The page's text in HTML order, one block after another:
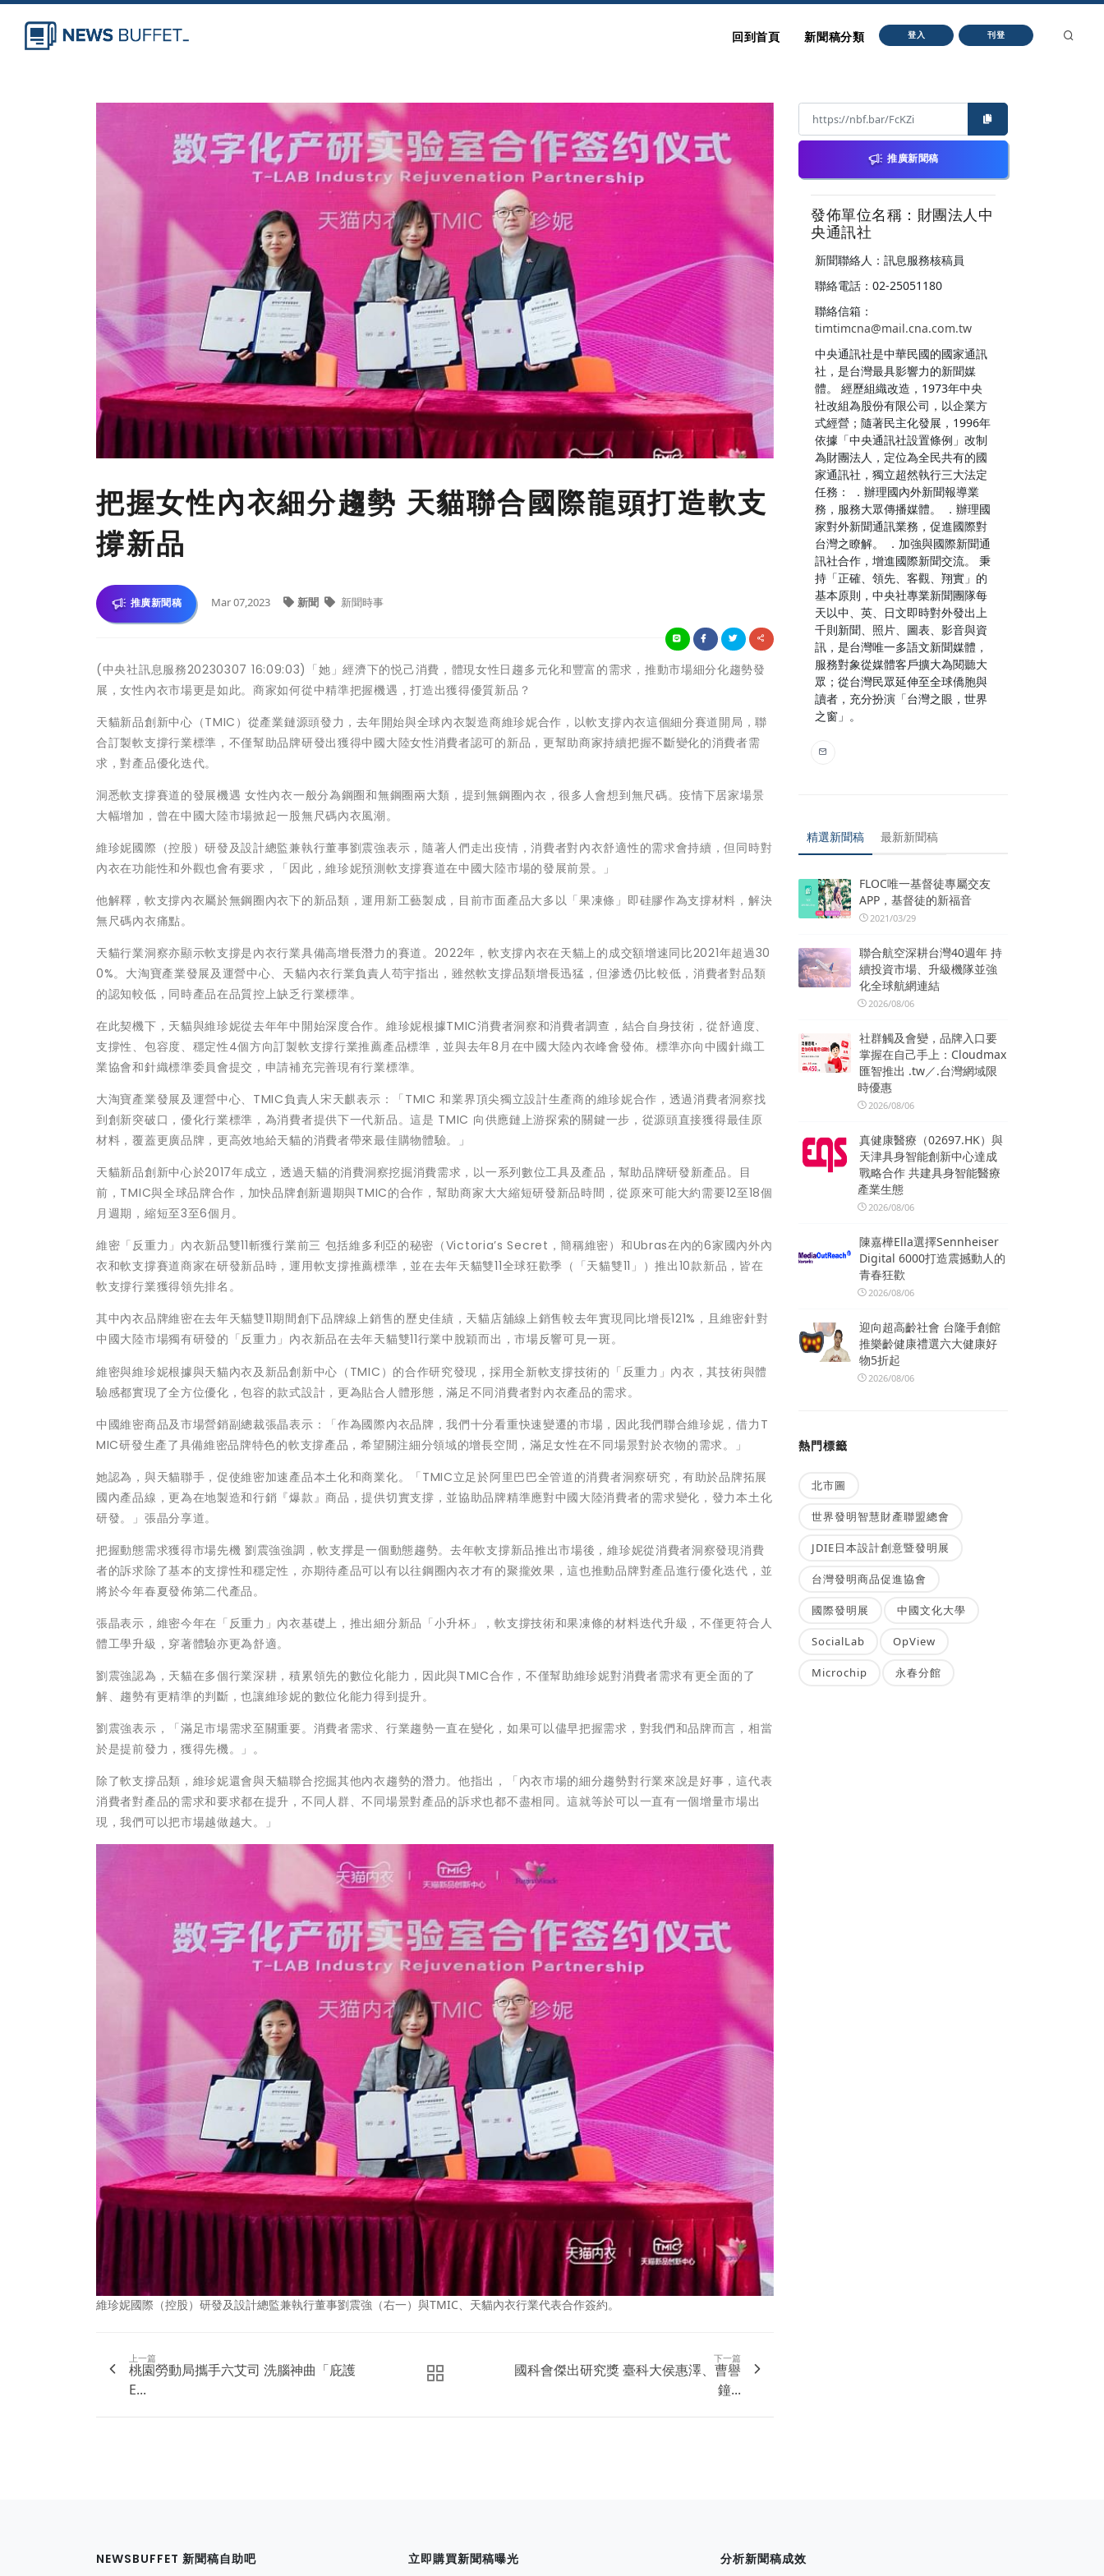
回到首頁 新聞稿分類 登入 刊登
把握女性內衣細分趨勢 天貓聯合國際龍頭打造軟支
撐新品
推廣新聞稿 Mar 07,2023 新聞 新聞時事
(中央社訊息服務20230307 16:09:03)「她」經濟下的悦己消費，體現女性日趨多元化和豐富的需求，推動市場細分化趨勢發
展，女性內衣市場更是如此。商家如何從中精準把握機遇，打造出獲得優質新品？
天貓新品創新中心（TMIC）從產業鏈源頭發力，去年開始與全球內衣製造商維珍妮合作，以軟支撐內衣這個細分賽道開局，聯
合訂製軟支撐行業標準，不僅幫助品牌研發出獲得中國大陸女性消費者認可的新品，更幫助商家持續把握不斷變化的消費者需
求，對產品優化迭代。
洞悉軟支撐賽道的發展機遇 女性內衣一般分為鋼圈和無鋼圈兩大類，提到無鋼圈內衣，很多人會想到無尺碼。疫情下居家場景
大幅增加，曾在中國大陸市場掀起一股無尺碼內衣風潮。
維珍妮國際（控股）研發及設計總監兼執行董事劉震強表示，隨著人們走出疫情，消費者對內衣舒適性的需求會持續，但同時對
內衣在功能性和外觀也會有要求，「因此，維珍妮預測軟支撐賽道在中國大陸市場的發展前景。」
他解釋，軟支撐內衣屬於無鋼圈內衣下的新品類，運用新工藝製成，目前市面產品大多以「果凍條」即硅膠作為支撐材料，解決
無尺碼內衣痛點。
天貓行業洞察亦顯示軟支撐是內衣行業具備高增長潛力的賽道。2022年，軟支撐內衣在天貓上的成交額增速同比2021年超過30
0%。大淘寶產業發展及運營中心、天貓內衣行業負責人苟宇指出，雖然軟支撐品類增長迅猛，但滲透仍比較低，消費者對品類
的認知較低，同時產品在品質控上缺乏行業標準。
在此契機下，天貓與維珍妮從去年年中開始深度合作。維珍妮根據TMIC消費者洞察和消費者調查，結合自身技術，從舒適度、
支撐性、包容度、穩定性4個方向訂製軟支撐行業推薦產品標準，並與去年8月在中國大陸內衣峰會發佈。標準亦向中國針織工
業協會和針織標準委員會提交，申請補充完善現有行業標準。
大淘寶產業發展及運營中心、TMIC負責人宋天麒表示：「TMIC 和業界頂尖獨立設計生產商的維珍妮合作，透過消費者洞察找
到創新突破口，優化行業標準，為消費者提供下一代新品。這是 TMIC 向供應鏈上游探索的關鍵一步，從源頭直接獲得最佳原
材料，覆蓋更廣品牌，更高效地給天貓的消費者帶來最佳購物體驗。」
天貓新品創新中心於2017年成立，透過天貓的消費洞察挖掘消費需求，以一系列數位工具及產品，幫助品牌研發新產品。目
前，TMIC與全球品牌合作，加快品牌創新週期與TMIC的合作，幫助商家大大縮短研發新品時間，從原來可能大約需要12至18個
月週期，縮短至3至6個月。
維密「反重力」內衣新品雙11斬獲行業前三 包括維多利亞的秘密（Victoria’s Secret，簡稱維密）和Ubras在內的6家國內外內
衣和軟支撐賽道商家在研發新品時，運用軟支撐推薦標準，並在去年天貓雙11全球狂歡季（「天貓雙11」）推出10款新品，皆在
軟支撐行業獲得領先排名。
其中內衣品牌維密在去年天貓雙11期間創下品牌線上銷售的歷史佳績，天貓店舖線上銷售較去年實現同比增長121%，且維密針對
中國大陸市場獨有研發的「反重力」內衣新品在去年天貓雙11行業中脫穎而出，市場反響可見一斑。
維密與維珍妮根據與天貓內衣及新品創新中心（TMIC）的合作研究發現，採用全新軟支撐技術的「反重力」內衣，其技術與體
驗感都實現了全方位優化，包容的款式設計，更為貼合人體形態，滿足不同消費者對內衣產品的需求。
中國維密商品及市場營銷副總裁張晶表示：「作為國際內衣品牌，我們十分看重快速變遷的市場，因此我們聯合維珍妮，借力T
MIC研發生產了具備維密品牌特色的軟支撐產品，希望關注細分領域的增長空間，滿足女性在不同場景對於衣物的需求。」
她認為，與天貓聯手，促使維密加速產品本土化和商業化。「TMIC立足於阿里巴巴全管道的消費者洞察研究，有助於品牌拓展
國內產品線，更為在地製造和行銷『爆款』商品，提供切實支撐，並協助品牌精準應對中國大陸消費者的需求變化，發力本土化
研發。」張晶分享道。
把握動態需求獲得市場先機 劉震強強調，軟支撑是一個動態趨勢。去年軟支撐新品推出市場後，維珍妮從消費者洞察發現消費
者的訴求除了基本的支撐性和穩定性，亦期待產品可以有以往鋼圈內衣才有的聚攏效果，這也推動品牌對產品進行優化迭代，並
將於今年春夏發佈第二代產品。
張晶表示，維密今年在「反重力」內衣基礎上，推出細分新品「小升杯」，軟支撐技術和果凍條的材料迭代升級，不僅更符合人
體工學升級，穿著體驗亦更為舒適。
劉震強認為，天貓在多個行業深耕，積累領先的數位化能力，因此與TMIC合作，不僅幫助維珍妮對消費者需求有更全面的了
解、趨勢有更精準的判斷，也讓維珍妮的數位化能力得到提升。
劉震強表示，「滿足市場需求至關重要。消費者需求、行業趨勢一直在變化，如果可以儘早把握需求，對我們和品牌而言，相當
於是提前發力，獲得先機。」。
除了軟支撐品類，維珍妮還會與天貓聯合挖掘其他內衣趨勢的潛力。他指出，「內衣市場的細分趨勢對行業來說是好事，這代表
消費者對產品的需求和要求都在提升，不同人群、不同場景對產品的訴求也都不盡相同。這就等於可以一直有一個增量市場出
現，我們可以把市場越做越大。」
維珍妮國際（控股）研發及設計總監兼執行董事劉震強（右一）與TMIC、天貓內衣行業代表合作簽約。
上一篇
桃園勞動局攜手六艾司 洗腦神曲「庇護
E...
下一篇
國科會傑出研究獎 臺科大侯惠澤、曹譽
鐘...
推廣新聞稿
發佈單位名稱：財團法人中
央通訊社
新聞聯絡人：訊息服務核稿員
聯絡電話：02-25051180
聯絡信箱：
timtimcna@mail.cna.com.tw
中央通訊社是中華民國的國家通訊
社，是台灣最具影響力的新聞媒
體。 經歷組織改造，1973年中央
社改組為股份有限公司，以企業方
式經營；隨著民主化發展，1996年
依據「中央通訊社設置條例」改制
為財團法人，定位為全民共有的國
家通訊社，獨立超然執行三大法定
任務： ．辦理國內外新聞報導業
務，服務大眾傳播媒體。 ．辦理國
家對外新聞通訊業務，促進國際對
台灣之瞭解。 ．加強與國際新聞通
訊社合作，增進國際新聞交流。 秉
持「正確、領先、客觀、翔實」的
基本原則，中央社專業新聞團隊每
天以中、英、日文即時對外發出上
千則新聞、照片、圖表、影音與資
訊，是台灣唯一多語文新聞媒體，
服務對象從媒體客戶擴大為閱聽大
眾；從台灣民眾延伸至全球僑胞與
讀者，充分扮演「台灣之眼，世界
之窗」。
精選新聞稿 最新新聞稿
FLOC唯一基督徒專屬交友
APP，基督徒的新福音
2021/03/29
聯合航空深耕台灣40週年 持
續投資市場、升級機隊並強
化全球航網連結
2026/08/06
社群觸及會變，品牌入口要
掌握在自己手上：Cloudmax
匯智推出 .tw／.台灣網域限
時優惠
2026/08/06
真健康醫療（02697.HK）與
天津具身智能創新中心達成
戰略合作 共建具身智能醫療
產業生態
2026/08/06
陳嘉樺Ella選擇Sennheiser
Digital 6000打造震撼動人的
青春狂歡
2026/08/06
迎向超高齡社會 台隆手創館
推樂齡健康禮選六大健康好
物5折起
2026/08/06
熱門標籤
北市圖
世界發明智慧財產聯盟總會
JDIE日本設計創意暨發明展
台灣發明商品促進協會
國際發明展 中國文化大學
SocialLab OpView
Microchip 永春分館
NEWSBUFFET 新聞稿自助吧 立即購買新聞稿曝光 分析新聞稿成效